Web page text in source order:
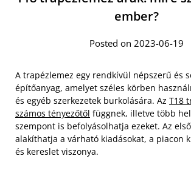
ember?
Posted on 2023-06-19
A trapézlemez egy rendkívül népszerű és
építőanyag, amelyet széles körben
és egyéb szerkezetek burkolására. Az T18
számos tényezőtől függnek, illetve több
szempont is befolyásolhatja ezeket. Az
alakíthatja a várható kiadásokat, a piacon
és kereslet viszonya.